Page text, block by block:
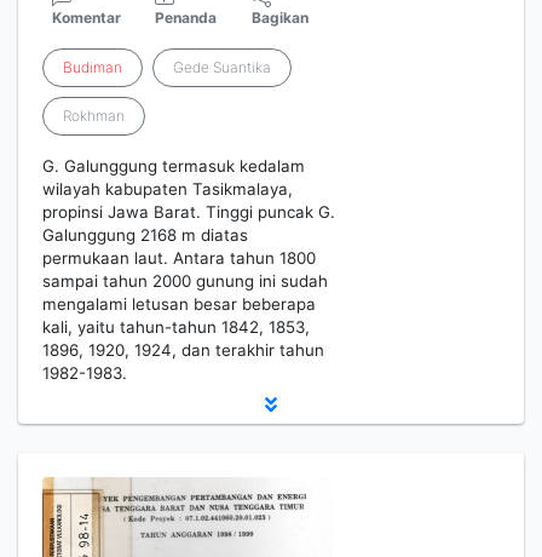
Komentar Penanda Bagikan
Budiman Gede Suantika
Rokhman
G. Galunggung termasuk kedalam
wilayah kabupaten Tasikmalaya,
propinsi Jawa Barat. Tinggi puncak G.
Galunggung 2168 m diatas
permukaan laut. Antara tahun 1800
sampai tahun 2000 gunung ini sudah
mengalami letusan besar beberapa
kali, yaitu tahun-tahun 1842, 1853,
1896, 1920, 1924, dan terakhir tahun
1982-1983.